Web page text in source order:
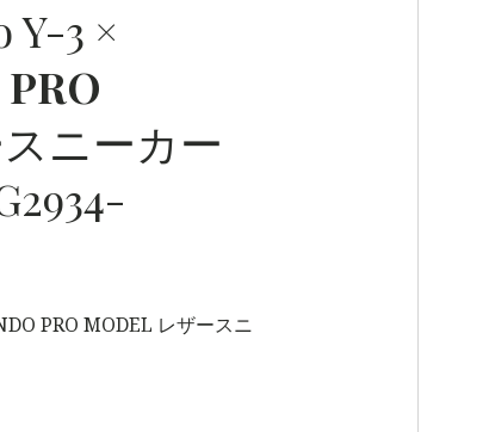
Y-3 ×
PRO
ニーカー
PRO MODEL レザースニ